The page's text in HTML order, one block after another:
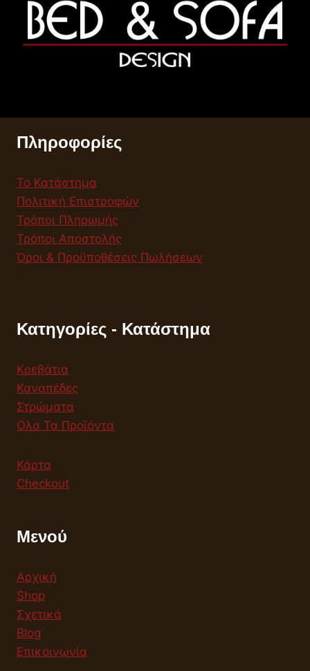
Πληροφορίες
Το Κατάστημα
Πολιτική Επιστροφών
Τρόποι Πληρωμής
Τρόποι Αποστολής
Όροι & Προϋποθέσεις Πωλήσεων
Κατηγορίες - Κατάστημα
Κρεβάτια
Καναπέδες
Στρώματα
Ολα Τα Προϊόντα
Κάρτα
Checkout
Μενού
Αρχική
Shop
Σχετικά
Blog
Επικοινωνία